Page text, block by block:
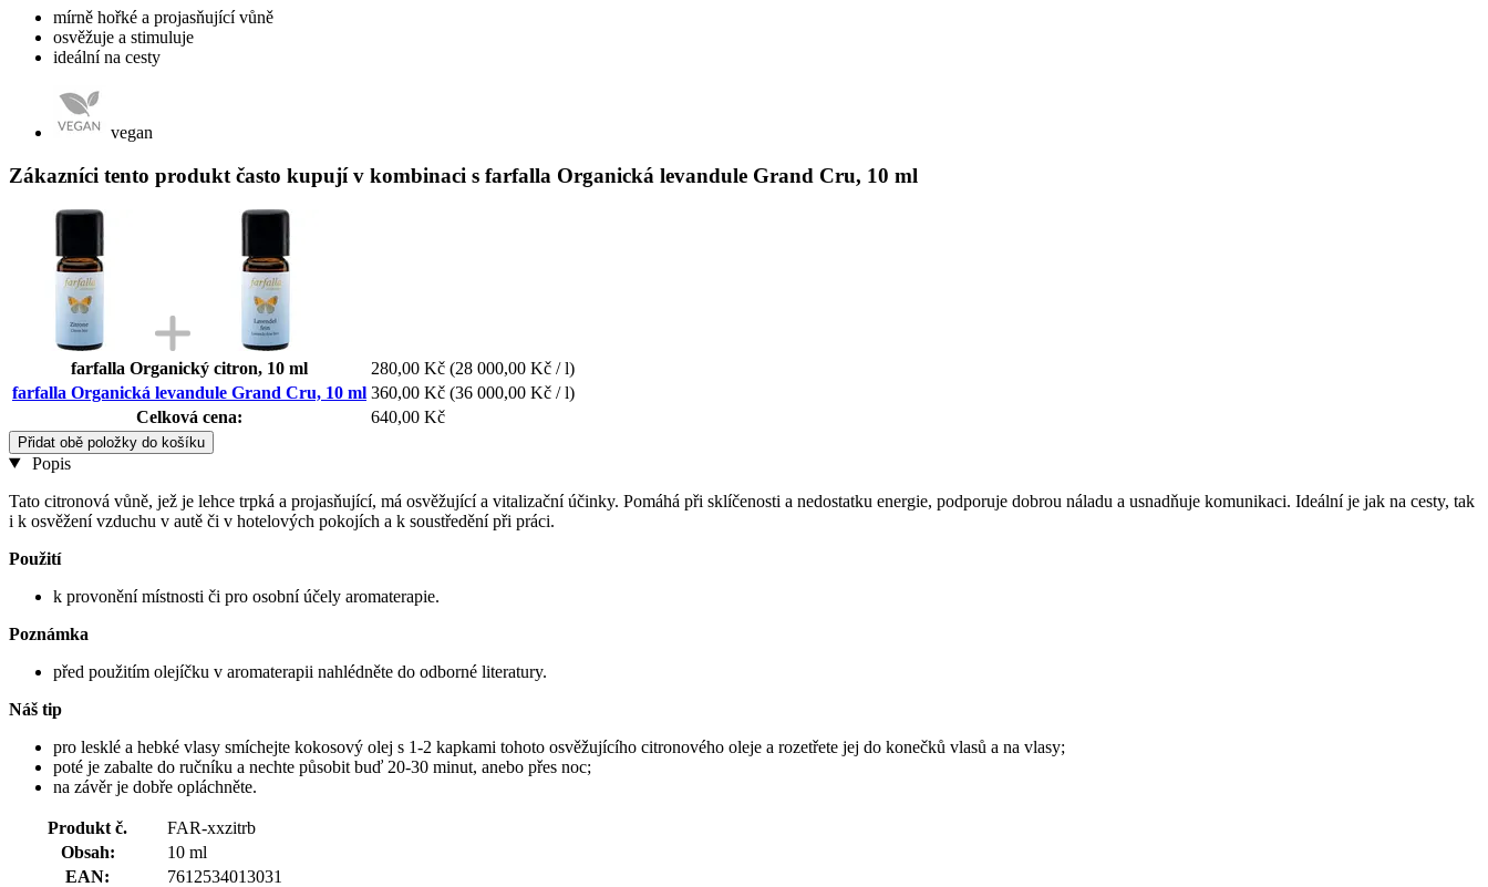
mírně hořké a projasňující vůně
osvěžuje a stimuluje
ideální na cesty
vegan
Zákazníci tento produkt často kupují v kombinaci s farfalla Organická levandule Grand Cru, 10 ml
farfalla Organický citron, 10 ml 280,00 Kč (28 000,00 Kč / l)
farfalla Organická levandule Grand Cru, 10 ml 360,00 Kč (36 000,00 Kč / l)
Celková cena:
640,00 Kč
Přidat obě položky do košíku
Popis
Tato citronová vůně, jež je lehce trpká a projasňující, má osvěžující a vitalizační účinky. Pomáhá při sklíčenosti a nedostatku energie, podporuje dobrou náladu a usnadňuje komunikaci. Ideální je jak na cesty, tak
i k osvěžení vzduchu v autě či v hotelových pokojích a k soustředění při práci.
Použití
k provonění místnosti či pro osobní účely aromaterapie.
Poznámka
před použitím olejíčku v aromaterapii nahlédněte do odborné literatury.
Náš tip
pro lesklé a hebké vlasy smíchejte kokosový olej s 1-2 kapkami tohoto osvěžujícího citronového oleje a rozetřete jej do konečků vlasů a na vlasy;
poté je zabalte do ručníku a nechte působit buď 20-30 minut, anebo přes noc;
na závěr je dobře opláchněte.
Produkt č.
FAR-xxzitrb
Obsah:
10 ml
EAN:
7612534013031